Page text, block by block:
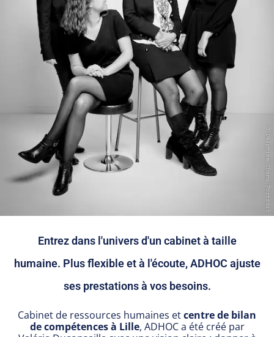
Entrez dans l'univers d'un cabinet à taille
humaine. Plus flexible et à l'écoute, ADHOC ajuste
ses prestations à vos besoins.
Cabinet de ressources humaines etcentre de bilan
de compétences à Lille, ADHOC a été créé par